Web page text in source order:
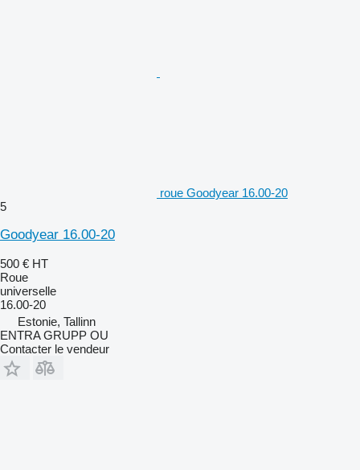
roue Goodyear 16.00-20
5
Goodyear 16.00-20
500 € HT
Roue
universelle
16.00-20
Estonie, Tallinn
ENTRA GRUPP OU
Contacter le vendeur